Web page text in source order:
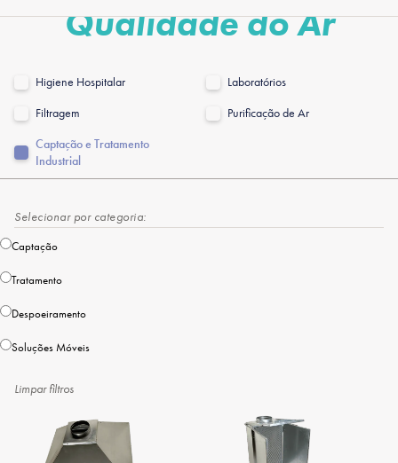
Qualidade do Ar
Higiene Hospitalar Laboratórios
Filtragem Purificação de Ar
Captação e Tratamento
Industrial
Selecionar por categoria:
Captação
Tratamento
Despoeiramento
Soluções Móveis
Limpar filtros